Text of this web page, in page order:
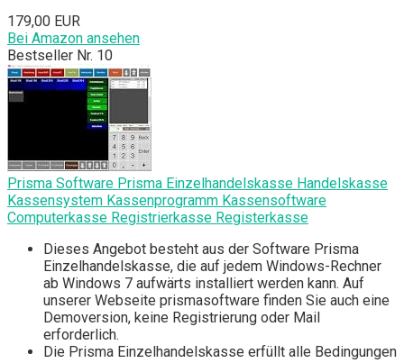
179,00 EUR
Bei Amazon ansehen
Bestseller Nr. 10
Prisma Software Prisma Einzelhandelskasse Handelskasse
Kassensystem Kassenprogramm Kassensoftware
Computerkasse Registrierkasse Registerkasse
Dieses Angebot besteht aus der Software Prisma
Einzelhandelskasse, die auf jedem Windows-Rechner
ab Windows 7 aufwärts installiert werden kann. Auf
unserer Webseite prismasoftware finden Sie auch eine
Demoversion, keine Registrierung oder Mail
erforderlich.
Die Prisma Einzelhandelskasse erfüllt alle Bedingungen